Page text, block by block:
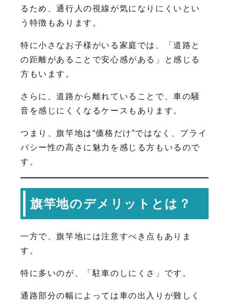
るため、通行人の視線が気になりにくいとい
う特徴もあります。
特に小さなお子様がいる家庭では、「道路と
の距離があることで安心感がある」と感じる
方もいます。
さらに、道路から離れていることで、車の騒
音を感じにくくなるケースもあります。
つまり、旗竿地は“価格だけ”ではなく、プライ
バシー性の高さに魅力を感じる方もいるので
す。
旗竿地のデメリットとは？
一方で、旗竿地には注意すべき点もありま
す。
特に多いのが、「駐車のしにくさ」です。
通路部分の幅によっては車の出入りが難しく